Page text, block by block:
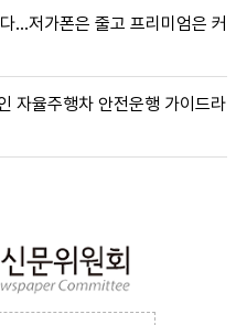
…저가폰은 줄고 프리미엄은 커
자율주행차 안전운행 가이드라